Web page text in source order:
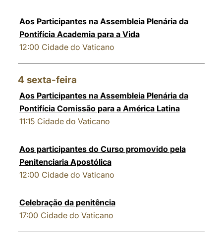
Aos Participantes na Assembleia Plenária da
Pontifícia Academia para a Vida
12:00 Cidade do Vaticano
4 sexta-feira
Aos Participantes na Assembleia Plenária da
Pontifícia Comissão para a América Latina
11:15 Cidade do Vaticano
Aos participantes do Curso promovido pela
Penitenciaria Apostólica
12:00 Cidade do Vaticano
Celebração da penitência
17:00 Cidade do Vaticano